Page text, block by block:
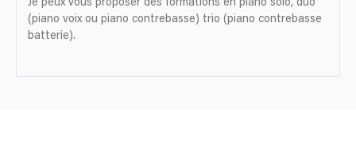
Je peux vous proposer des formations en piano solo, duo
(piano voix ou piano contrebasse) trio (piano contrebasse
batterie).